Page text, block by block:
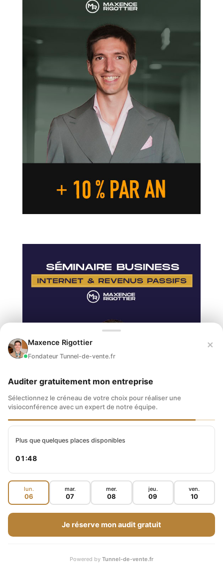
Maxence Rigottier
Fondateur Tunnel-de-vente.fr
×
Auditer gratuitement mon entreprise
Sélectionnez le créneau de votre choix pour réaliser une
visioconférence avec un expert de notre équipe.
Plus que quelques places disponibles
01:47
lun.
06
mar.
07
mer.
08
jeu.
09
ven.
10
Je réserve mon audit gratuit
Powered by Tunnel-de-vente.fr